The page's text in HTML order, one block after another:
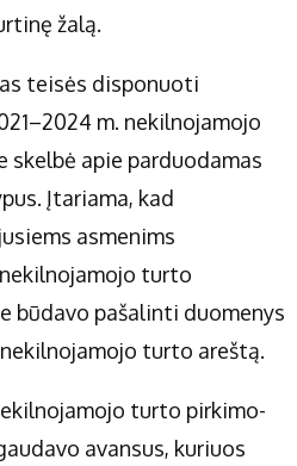
žalą.
teisės disponuoti
m. nekilnojamojo
apie parduodamas
Įtariama, kad
asmenims
turto
būdavo pašalinti duomenys
turto areštą.
turto pirkimo-
avansus, kuriuos